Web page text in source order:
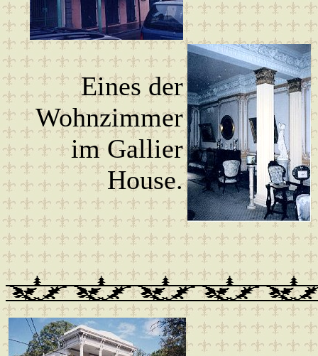
Eines der
Wohnzimmer
im Gallier
House.